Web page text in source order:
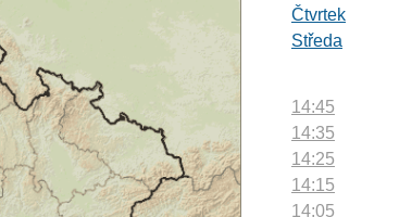
Čtvrtek
Středa
14:45
14:35
14:25
14:15
14:05